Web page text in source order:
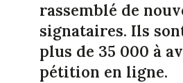
rassemblé de
signataires. Ils
plus de 35 000 à
pétition en ligne.